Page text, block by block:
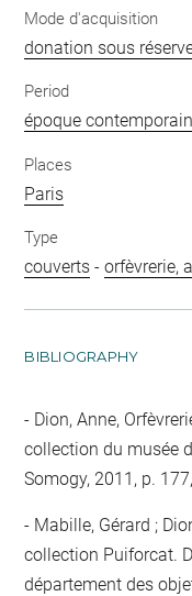
Mode d'acquisition
donation sous
Period
époque
Places
Paris
Type
couverts -orfèvrerie,
BIBLIOGRAPHY
Dion, Anne,
collection du musée
Somogy, 2011, p.
Mabille, Gérard ;
collection Puiforcat.
département des